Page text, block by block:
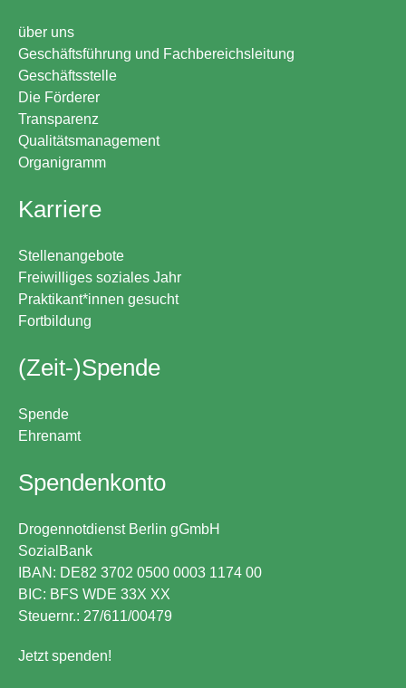
über uns
Geschäftsführung und Fachbereichsleitung
Geschäftsstelle
Die Förderer
Transparenz
Qualitätsmanagement
Organigramm
Karriere
Stellenangebote
Freiwilliges soziales Jahr
Praktikant*innen gesucht
Fortbildung
(Zeit-)Spende
Spende
Ehrenamt
Spendenkonto
Drogennotdienst Berlin gGmbH
SozialBank
IBAN: DE82 3702 0500 0003 1174 00
BIC: BFS WDE 33X XX
Steuernr.: 27/611/00479
Jetzt spenden!